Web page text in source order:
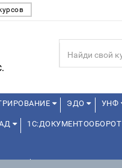
ЭДО УНФ
1С:ДОКУМЕНТООБОРОТ